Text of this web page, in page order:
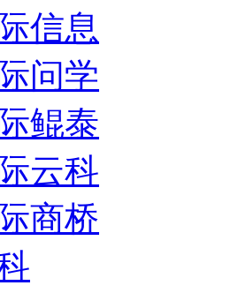
信息
问学
鲲泰
云科
商桥